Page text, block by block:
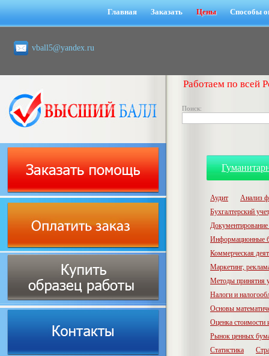
Главная Заказать Цены Способы
vball5@yandex.ru
Работаем по всей
Поиск:
Аудит
Анализ
Бухгалтерский
Документирование
Информационные
Коммерческая
Маркетинг,
Методы принятия
Налоги и
Основы
Оценка стоимости
Рынок ценных
Статистика